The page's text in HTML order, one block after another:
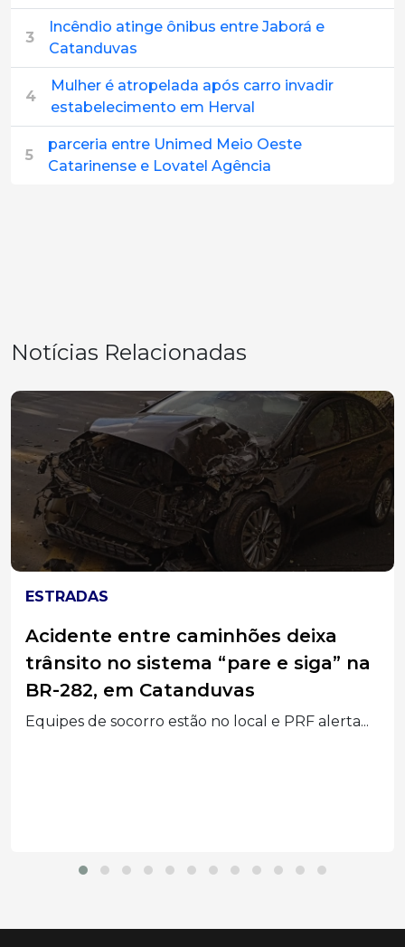
3
Incêndio atinge ônibus entre Jaborá e
Catanduvas
4
Mulher é atropelada após carro invadir
estabelecimento em Herval
5
parceria entre Unimed Meio Oeste
Catarinense e Lovatel Agência
Notícias Relacionadas
JOAÇABA
Susto na BR-282: Carreta sem freios
quase causa tragédia na ponte
Alfredo Ítalo Remor, em Joaçaba
Veículo perdeu os freios no pare e siga da...